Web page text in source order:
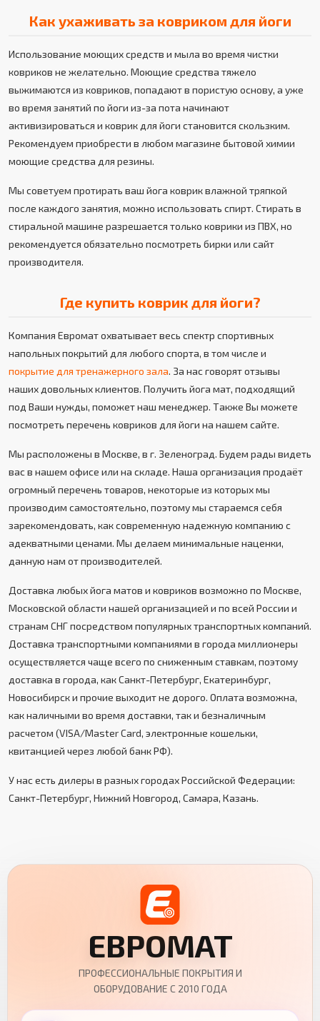
Как ухаживать за ковриком для йоги
Использование моющих средств и мыла во время чистки
ковриков не желательно. Моющие средства тяжело
выжимаются из ковриков, попадают в пористую основу, а уже
во время занятий по йоги из-за пота начинают
активизироваться и коврик для йоги становится скользким.
Рекомендуем приобрести в любом магазине бытовой химии
моющие средства для резины.
Мы советуем протирать ваш йога коврик влажной тряпкой
после каждого занятия, можно использовать спирт. Стирать в
стиральной машине разрешается только коврики из ПВХ, но
рекомендуется обязательно посмотреть бирки или сайт
производителя.
Где купить коврик для йоги?
Компания Евромат охватывает весь спектр спортивных
напольных покрытий для любого спорта, в том числе и
покрытие для тренажерного зала. За нас говорят отзывы
наших довольных клиентов. Получить йога мат, подходящий
под Ваши нужды, поможет наш менеджер. Также Вы можете
посмотреть перечень ковриков для йоги на нашем сайте.
Мы расположены в Москве, в г. Зеленоград. Будем рады видеть
вас в нашем офисе или на складе. Наша организация продаёт
огромный перечень товаров, некоторые из которых мы
производим самостоятельно, поэтому мы стараемся себя
зарекомендовать, как современную надежную компанию с
адекватными ценами. Мы делаем минимальные наценки,
данную нам от производителей.
Доставка любых йога матов и ковриков возможно по Москве,
Московской области нашей организацией и по всей России и
странам СНГ посредством популярных транспортных компаний.
Доставка транспортными компаниями в города миллионеры
осуществляется чаще всего по сниженным ставкам, поэтому
доставка в города, как Санкт-Петербург, Екатеринбург,
Новосибирск и прочие выходит не дорого. Оплата возможна,
как наличными во время доставки, так и безналичным
расчетом (VISA/Master Card, электронные кошельки,
квитанцией через любой банк РФ).
У нас есть дилеры в разных городах Российской Федерации:
Санкт-Петербург, Нижний Новгород, Самара, Казань.
ЕВРОМАТ
ПРОФЕССИОНАЛЬНЫЕ ПОКРЫТИЯ И
ОБОРУДОВАНИЕ С 2010 ГОДА